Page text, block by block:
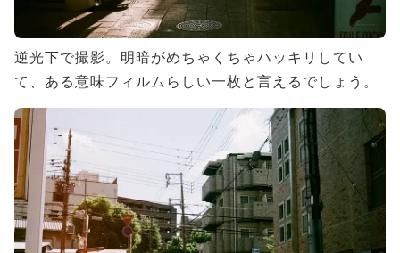
逆光下で撮影。明暗がめちゃくちゃハッキリしてい
て、ある意味フィルムらしい一枚と言えるでしょう。